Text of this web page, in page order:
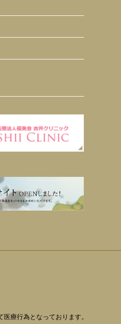
療行為となっております。